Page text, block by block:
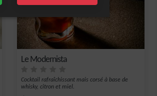
Le Modernista
Cocktail rafraîchissant mais corsé à base de
whisky, citron et miel.